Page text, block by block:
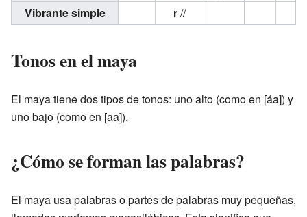
Vibrante simple
r//
Tonos en el maya
El maya tiene dos tipos de tonos: uno alto (como en [áa]) y
uno bajo (como en [aa]).
¿Cómo se forman las palabras?
El maya usa palabras o partes de palabras muy pequeñas,